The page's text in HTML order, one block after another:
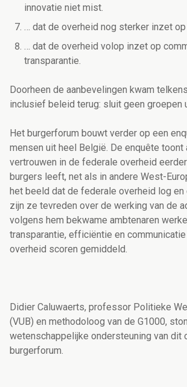
innovatie niet mist.
… dat de overheid nog sterker inzet
… dat de overheid volop inzet op
transparantie.
Doorheen de aanbevelingen kwam
inclusief beleid terug: sluit geen groepen
Het burgerforum bouwt verder op een
mensen uit heel België. De enquête toont
vertrouwen in de federale overheid
burgers leeft, net als in andere West-
het beeld dat de federale overheid log en
zijn ze tevreden over de werking van de
volgens hem bekwame ambtenaren
transparantie, efficiëntie en
overheid scoren gemiddeld.
Didier Caluwaerts, professor Politieke
(VUB) en methodoloog van de G1000,
wetenschappelijke ondersteuning van dit
burgerforum.